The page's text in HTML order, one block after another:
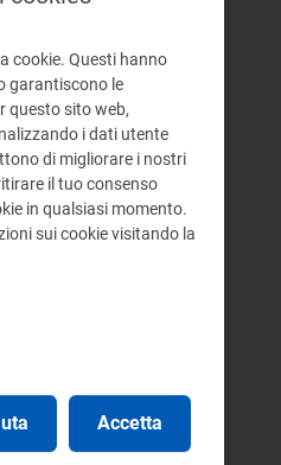
sub-componente
la UG2K, una
UG2
1 aprile
alle
di
cookie. Questi hanno
garantiscono le
questo sito web,
i dati utente
di migliorare i nostri
il tuo consenso
in qualsiasi momento.
sui cookie visitando la
Accetta